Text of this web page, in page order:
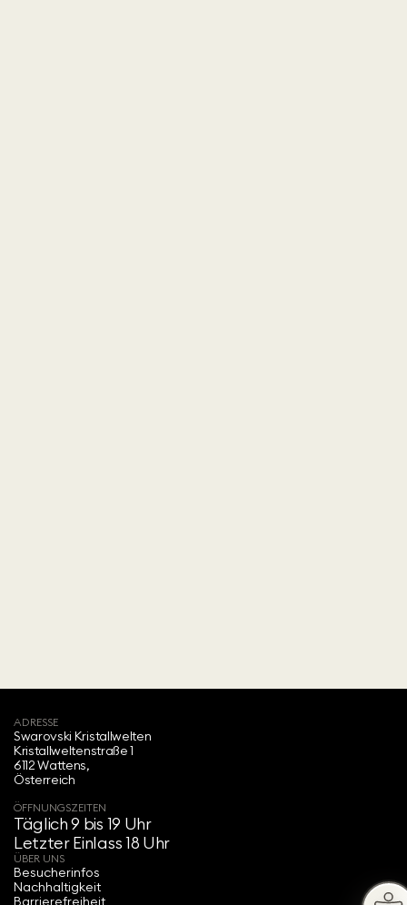
ADRESSE
Swarovski Kristallwelten‍
Kristallweltenstraße 1
6112 Wattens,
Österreich
ÖFFNUNGSZEITEN
Täglich 9 bis 19 Uhr
Letzter Einlass 18 Uhr
ÜBER UNS
Besucherinfos
Nachhaltigkeit
Barrierefreiheit